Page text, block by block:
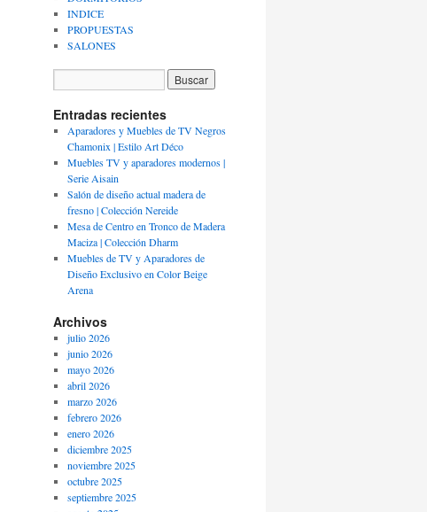
INDICE
PROPUESTAS
SALONES
Entradas recientes
Aparadores y Muebles de TV Negros
Chamonix | Estilo Art Déco
Muebles TV y aparadores modernos |
Serie Aisain
Salón de diseño actual madera de
fresno | Colección Nereide
Mesa de Centro en Tronco de Madera
Maciza | Colección Dharm
Muebles de TV y Aparadores de
Diseño Exclusivo en Color Beige
Arena
Archivos
julio 2026
junio 2026
mayo 2026
abril 2026
marzo 2026
febrero 2026
enero 2026
diciembre 2025
noviembre 2025
octubre 2025
septiembre 2025